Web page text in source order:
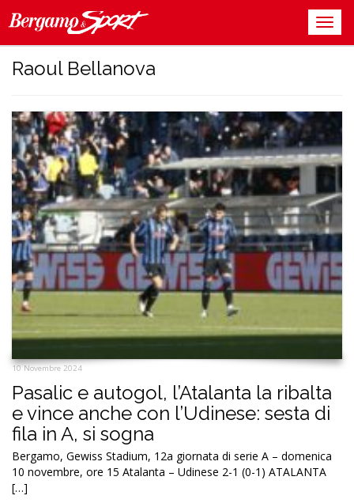
Raoul Bellanova
10 Novembre 2024
Pasalic e autogol, l’Atalanta la ribalta
e vince anche con l’Udinese: sesta di
fila in A, si sogna
Bergamo, Gewiss Stadium, 12a giornata di serie A – domenica
10 novembre, ore 15 Atalanta – Udinese 2-1 (0-1) ATALANTA
[…]